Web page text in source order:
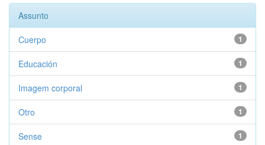
Assunto
1
Cuerpo
1
Educación
1
Imagem corporal
1
Otro
1
Sense